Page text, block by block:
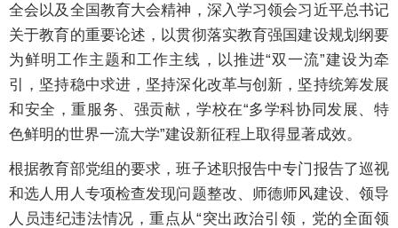
全会以及全国教育大会精神，深入学习领会习近平总书记
关于教育的重要论述，以贯彻落实教育强国建设规划纲要
为鲜明工作主题和工作主线，以推进“双一流”建设为牵
引，坚持稳中求进，坚持深化改革与创新，坚持统筹发展
和安全，重服务、强贡献，学校在“多学科协同发展、特
色鲜明的世界一流大学”建设新征程上取得显著成效。
根据教育部党组的要求，班子述职报告中专门报告了巡视
和选人用人专项检查发现问题整改、师德师风建设、领导
人员违纪违法情况，重点从“突出政治引领，党的全面领